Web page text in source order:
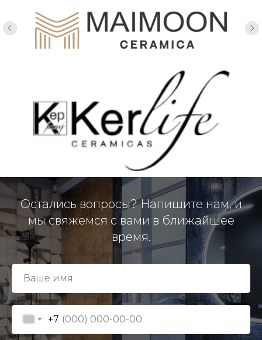
Остались вопросы? Напишите нам, и
мы свяжемся с вами в ближайшее
время.
+7